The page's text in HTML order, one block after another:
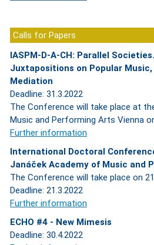
Calls for Papers
IASPM-D-A-CH: Parallel
Juxtapositions on Popular
Mediation
Deadline: 31.3.2022
The Conference will take place at
Music and Performing Arts Vienna
Further information
International Doctoral
Janáček Academy of Music and
The Conference will take place on
Deadline: 21.3.2022
Further information
ECHO #4 - New Mimesis
Deadline: 30.4.2022